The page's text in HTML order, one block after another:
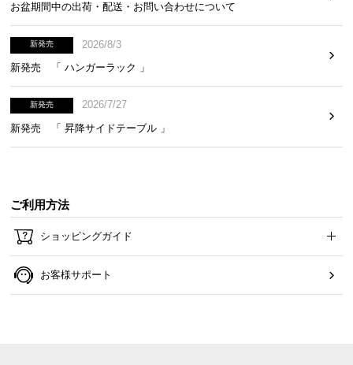
編み込み構造の座面は湿気がこもりにくく、梅雨や
夏の季節でも蒸れを気にせず過ごせます。
お盆期間中の出荷・配送・お問い合わせについて
新発売
2026/8/3
新発売 「 ハンガーラック 」
新発売
2026/7/27
新発売 「 昇降サイドテーブル 」
ご利用方法
ショッピングガイド
お客様サポート